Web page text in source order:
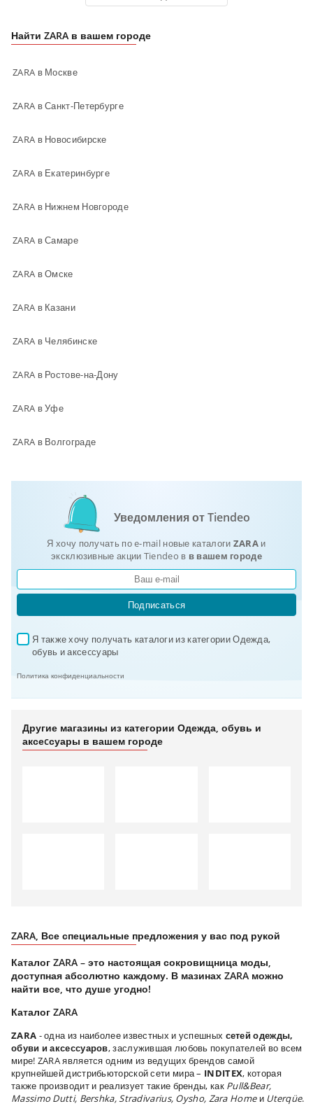
Найти ZARA в вашем городе
ZARA в Москве
ZARA в Санкт-Петербурге
ZARA в Новосибирске
ZARA в Екатеринбурге
ZARA в Нижнем Новгороде
ZARA в Самаре
ZARA в Омске
ZARA в Казани
ZARA в Челябинске
ZARA в Ростове-на-Дону
ZARA в Уфе
ZARA в Волгограде
Уведомления от Tiendeo
Я хочу получать по e-mail новые каталоги ZARAи
эксклюзивные акции Tiendeo в в вашем городе
Подписаться
Я также хочу получать каталоги из категории Одежда,
обувь и аксеcсуары
Политика конфиденциальности
Другие магазины из категории Одежда, обувь и
аксеcсуары в вашем городе
ZARA, Все специальные предложения у вас под рукой
Каталог ZARA – это настоящая сокровищница моды,
доступная абсолютно каждому. В мазинах ZARA можно
найти все, что душе угодно!
Каталог ZARA
ZARA - одна из наиболее известных и успешных сетей одежды,
обуви и аксессуаров, заслужившая любовь покупателей во всем
мире! ZARA является одним из ведущих брендов самой
крупнейшей дистрибьюторской сети мира – INDITEX, которая
также производит и реализует такие бренды, как Pull&Bear,
Massimo Dutti, Bershka,Stradivarius, Oysho, Zara Home иUterqüe.